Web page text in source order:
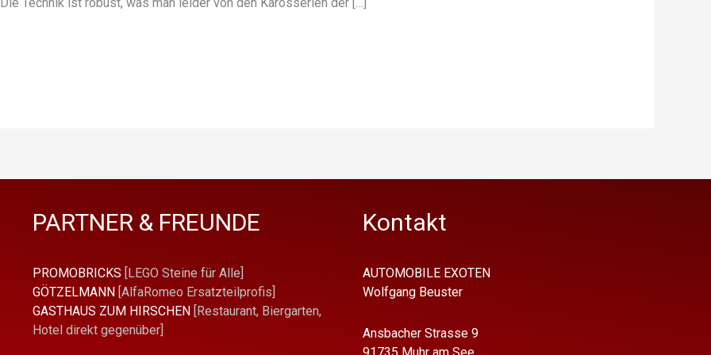
PARTNER & FREUNDE
PROMOBRICKS [LEGO Steine für Alle]
GÖTZELMANN[AlfaRomeo Ersatzteilprofis]
GASTHAUS ZUM HIRSCHEN[Restaurant, Biergarten,
Hotel direkt gegenüber]
Kontakt
AUTOMOBILE EXOTEN
Wolfgang Beuster
Ansbacher Strasse 9